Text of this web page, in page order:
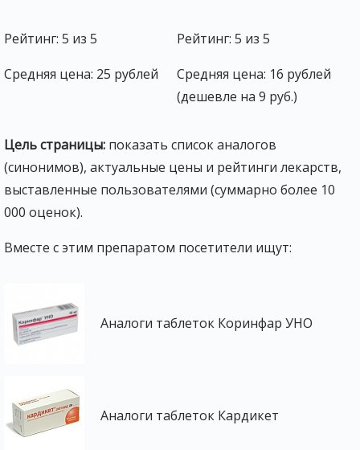
Рейтинг: 5 из 5
Средняя цена: 25 рублей
Рейтинг: 5 из 5
Средняя цена: 16 рублей
(дешевле на 9 руб.)
Цель страницы: показать список аналогов
(синонимов), актуальные цены и рейтинги лекарств,
выставленные пользователями (суммарно более 10
000 оценок).
Вместе с этим препаратом посетители ищут:
Аналоги таблеток Коринфар УНО
Аналоги таблеток Кардикет